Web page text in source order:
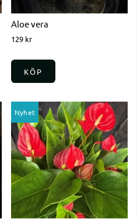
Aloe vera
129 kr
KÖP
Nyhet